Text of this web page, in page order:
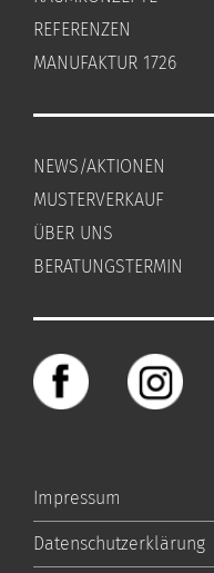
REFERENZEN
MANUFAKTUR 1726
NEWS/AKTIONEN
MUSTERVERKAUF
ÜBER UNS
BERATUNGSTERMIN
Impressum
Datenschutzerklärung